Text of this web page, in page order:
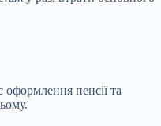
пенсії та